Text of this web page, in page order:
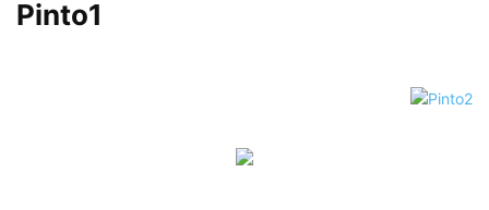
Pinto1